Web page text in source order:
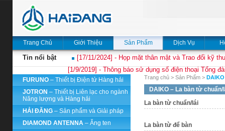
Trang Chủ Giới Thiệu Sản Phẩm Dịch Vụ
Tin nổi bật
[17/11/2024] - Họp mặt thân mật và Trao đổi kỹ
[1/9/2019] - Thông báo sử dụng số điện thoại Tổng
FURUNO – Thiết bị Điện tử Hàng hải
JOTRON – Thiết bị Liên lạc cho ngành
Năng lượng và Hàng hải
HẢI ĐĂNG – Sản phẩm và Giải pháp
DIAMOND ANTENNA – Ăng ten
Trang chủ > Sản Phẩm > DAIKO
DAIKO – La bàn từ chuẩn/
La bàn từ chuẩn/lái
La bàn từ để bàn